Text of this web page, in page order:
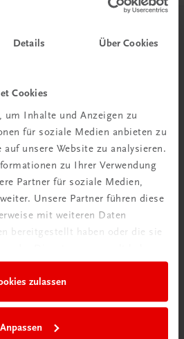
Details Über Cookies
Cookies
um Inhalte und Anzeigen zu
für soziale Medien anbieten zu
unsere Website zu analysieren.
zu Ihrer Verwendung
Partner für soziale Medien,
Unsere Partner führen diese
mit weiteren Daten
bereitgestellt haben oder die sie
zulassen
Anpassen
bei TRAUNER!
über uns
mit 80 Mitarbeiterinnen und
Begeisterung für unsere
Produkte.
erfahren
gerne für Sie da
+ Buchservice GmbH